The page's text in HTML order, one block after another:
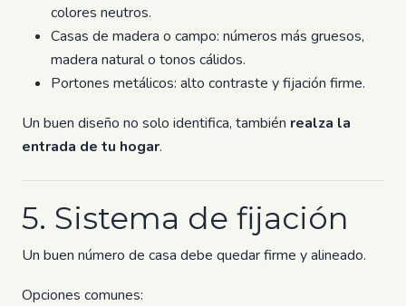
colores neutros.
Casas de madera o campo: números más gruesos,
madera natural o tonos cálidos.
Portones metálicos: alto contraste y fijación firme.
Un buen diseño no solo identifica, también realza la
entrada de tu hogar.
5. Sistema de fijación
Un buen número de casa debe quedar firme y alineado.
Opciones comunes: